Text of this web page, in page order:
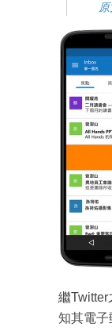
繼Twitter
知其電子